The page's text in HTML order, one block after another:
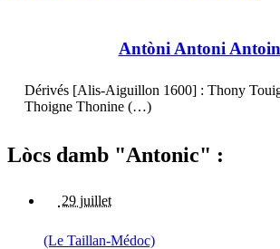
Antòni Antoni
Dérivés [Alis-Aiguillon 1600] : Thony
Thoigne Thonine (…)
Lòcs damb "Antonic" :
29 juillet
(Le Taillan-Médoc)